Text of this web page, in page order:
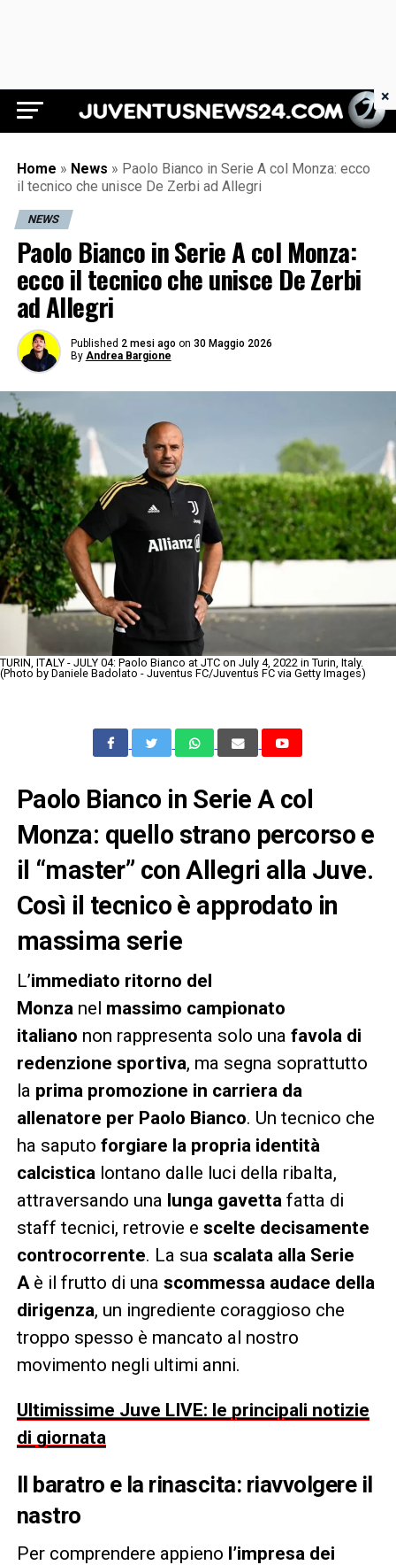
Juventus News 24
Home » News » Paolo Bianco in Serie A col Monza: ecco
il tecnico che unisce De Zerbi ad Allegri
NEWS
Paolo Bianco in Serie A col Monza:
ecco il tecnico che unisce De Zerbi
ad Allegri
Published 2 mesi ago on 30 Maggio 2026
By Andrea Bargione
TURIN, ITALY - JULY 04: Paolo Bianco at JTC on July 4, 2022 in Turin, Italy.
(Photo by Daniele Badolato - Juventus FC/Juventus FC via Getty Images)
Paolo Bianco in Serie A col
Monza: quello strano percorso e
il “master” con Allegri alla Juve.
Così il tecnico è approdato in
massima serie
L’immediato ritorno del
Monza nel massimo campionato
italiano non rappresenta solo una favola di
redenzione sportiva, ma segna soprattutto
la prima promozione in carriera da
allenatore per Paolo Bianco. Un tecnico che
ha saputo forgiare la propria identità
calcistica lontano dalle luci della ribalta,
attraversando una lunga gavetta fatta di
staff tecnici, retrovie e scelte decisamente
controcorrente. La sua scalata alla Serie
Aè il frutto di una scommessa audace della
dirigenza, un ingrediente coraggioso che
troppo spesso è mancato al nostro
movimento negli ultimi anni.
Ultimissime Juve LIVE: le principali notizie
di giornata
Il baratro e la rinascita: riavvolgere il
nastro
Per comprendere appieno l’impresa dei
×